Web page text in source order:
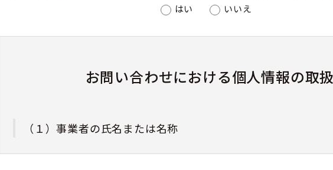
はい いいえ
お問い合わせにおける個人情報の取
（１）事業者の氏名または名称